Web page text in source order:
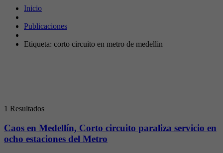
Inicio
Publicaciones
Etiqueta: corto circuito en metro de medellin
1 Resultados
Caos en Medellín, Corto circuito paraliza servicio en
ocho estaciones del Metro